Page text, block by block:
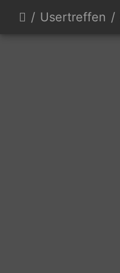
Usertreffen